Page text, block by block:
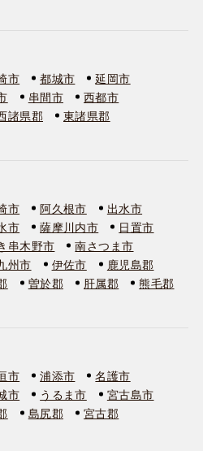
市 都城市
延岡市
串間市
西都市
諸県郡
東諸県郡
市 阿久根市
出水市
市 薩摩川内市
日置市
串木野市
南さつま市
州市 伊佐市
鹿児島郡
曽於郡 肝属郡
熊毛郡
市 浦添市
名護市
市 うるま市
宮古島市
島尻郡
宮古郡